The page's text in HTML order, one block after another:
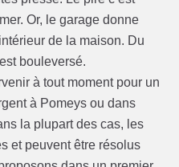
Or, le garage donne
de la maison. Du
bouleversé.
à tout moment pour un
à Pomeys ou dans
la plupart des cas, les
et peuvent être résolus